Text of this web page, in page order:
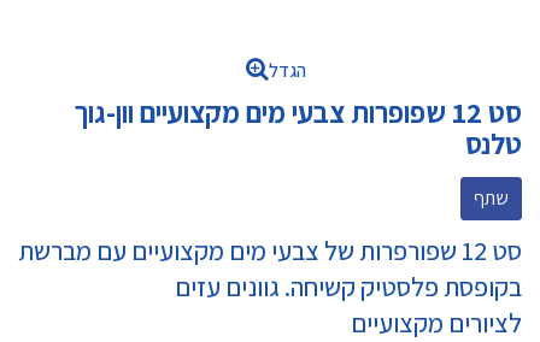
הגדל
סט 12 שפופרות צבעי מים מקצועיים וון-גוך
טלנס
שתף
סט 12 שפורפרות של צבעי מים מקצועיים עם מברשת
בקופסת פלסטיק קשיחה. גוונים עזים
לציורים מקצועיים